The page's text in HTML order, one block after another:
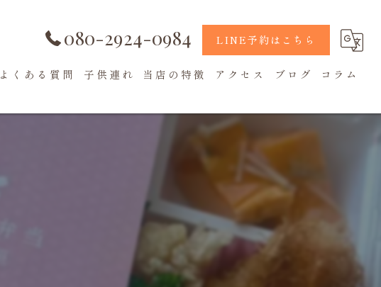
080-2924-0984 LINE予約はこちら
よくある質問 子供連れ 当店の特徴 アクセス ブログ コラム